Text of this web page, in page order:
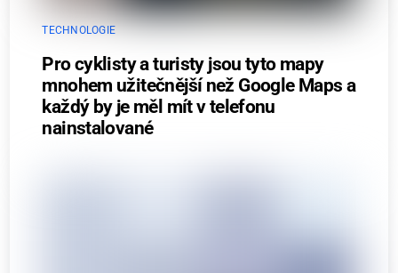
TECHNOLOGIE
Pro cyklisty a turisty jsou tyto mapy
mnohem užitečnější než Google Maps a
každý by je měl mít v telefonu
nainstalované